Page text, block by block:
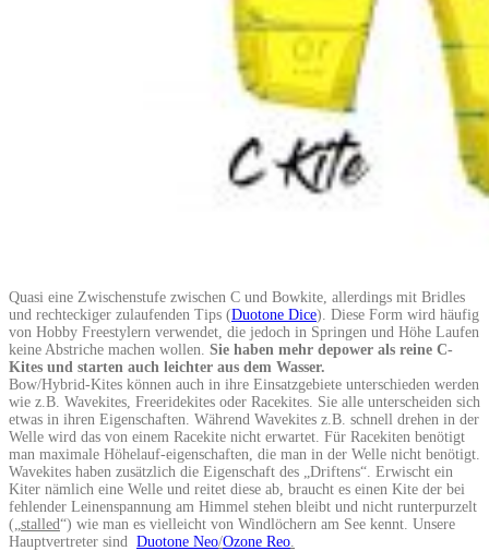
Quasi eine Zwischenstufe zwischen C und Bowkite, allerdings mit Bridles
und rechteckiger zulaufenden Tips (Duotone Dice). Diese Form wird häufig
von Hobby Freestylern verwendet, die jedoch in Springen und Höhe Laufen
keine Abstriche machen wollen. Sie haben mehr depower als reine C-
Kites und starten auch leichter aus dem Wasser.
Bow/Hybrid-Kites können auch in ihre Einsatzgebiete unterschieden werden
wie z.B. Wavekites, Freeridekites oder Racekites. Sie alle unterscheiden sich
etwas in ihren Eigenschaften. Während Wavekites z.B. schnell drehen in der
Welle wird das von einem Racekite nicht erwartet. Für Racekiten benötigt
man maximale Höhelauf-eigenschaften, die man in der Welle nicht benötigt.
Wavekites haben zusätzlich die Eigenschaft des „Driftens“. Erwischt ein
Kiter nämlich eine Welle und reitet diese ab, braucht es einen Kite der bei
fehlender Leinenspannung am Himmel stehen bleibt und nicht runterpurzelt
(„ stalled“) wie man es vielleicht von Windlöchern am See kennt. Unsere
Hauptvertreter sind Duotone Neo/Ozone Reo